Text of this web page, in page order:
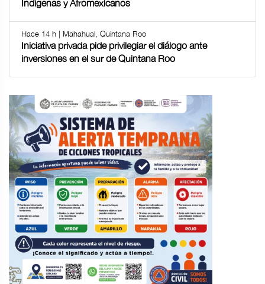
Indígenas y Afromexicanos
Hace 14 h | Mahahual, Quintana Roo
Iniciativa privada pide privilegiar el diálogo ante
inversiones en el sur de Quintana Roo